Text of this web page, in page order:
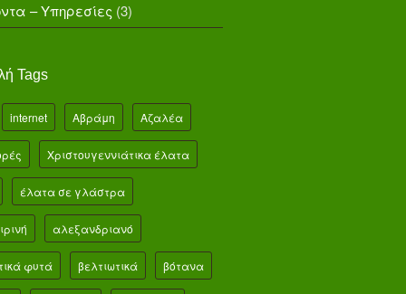
– Υπηρεσίες (3)
Tags
internet Αβράμη Αζαλέα
Χριστουγεννιάτικα έλατα
έλατα σε γλάστρα
αλεξανδριανό
φυτά βελτιωτικά βότανα